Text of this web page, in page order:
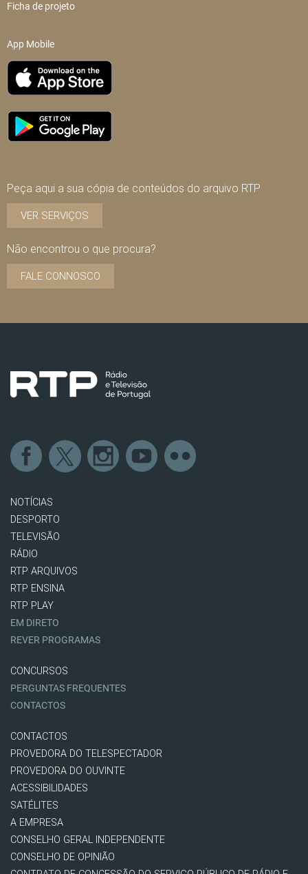
Ficha de projeto
App Mobile
Peça aqui a sua cópia de conteúdos do arquivo RTP
VER SERVIÇOS
Não encontrou o que procura?
FALE CONNOSCO
NOTÍCIAS
DESPORTO
TELEVISÃO
RÁDIO
RTP ARQUIVOS
RTP ENSINA
RTP PLAY
EM DIRETO
REVER PROGRAMAS
CONCURSOS
PERGUNTAS FREQUENTES
CONTACTOS
CONTACTOS
PROVEDORA DO TELESPECTADOR
PROVEDORA DO OUVINTE
ACESSIBILIDADES
SATÉLITES
A EMPRESA
CONSELHO GERAL INDEPENDENTE
CONSELHO DE OPINIÃO